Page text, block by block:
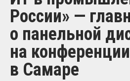
России» —
о панельной
на
в Самаре